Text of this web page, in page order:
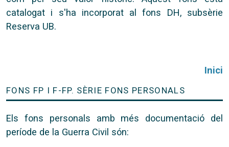
catalogat i s'ha incorporat al fons DH, subsèrie
Reserva UB.
Inici
FONS FP I F-FP. SÈRIE FONS PERSONALS
Els fons personals amb més documentació del
període de la Guerra Civil són: